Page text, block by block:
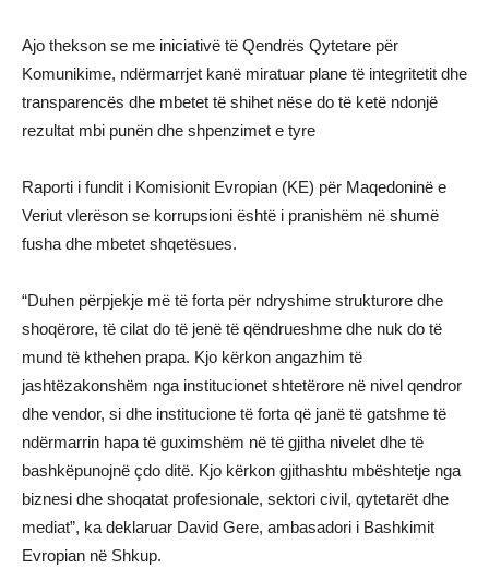
Ajo thekson se me iniciativë të Qendrës Qytetare për
Komunikime, ndërmarrjet kanë miratuar plane të integritetit dhe
transparencës dhe mbetet të shihet nëse do të ketë ndonjë
rezultat mbi punën dhe shpenzimet e tyre
Raporti i fundit i Komisionit Evropian (KE) për Maqedoninë e
Veriut vlerëson se korrupsioni është i pranishëm në shumë
fusha dhe mbetet shqetësues.
“Duhen përpjekje më të forta për ndryshime strukturore dhe
shoqërore, të cilat do të jenë të qëndrueshme dhe nuk do të
mund të kthehen prapa. Kjo kërkon angazhim të
jashtëzakonshëm nga institucionet shtetërore në nivel qendror
dhe vendor, si dhe institucione të forta që janë të gatshme të
ndërmarrin hapa të guximshëm në të gjitha nivelet dhe të
bashkëpunojnë çdo ditë. Kjo kërkon gjithashtu mbështetje nga
biznesi dhe shoqatat profesionale, sektori civil, qytetarët dhe
mediat”, ka deklaruar David Gere, ambasadori i Bashkimit
Evropian në Shkup.